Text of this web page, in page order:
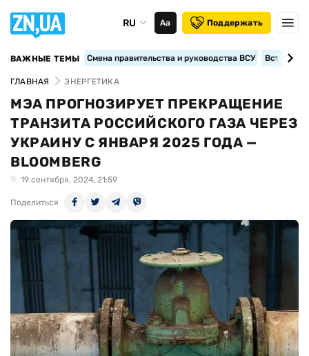
RU Аа Поддержать
ВАЖНЫЕ ТЕМЫ Смена правительства и руководства ВСУ
ГЛАВНАЯ ЭНЕРГЕТИКА
МЭА ПРОГНОЗИРУЕТ ПРЕКРАЩЕНИЕ
ТРАНЗИТА РОССИЙСКОГО ГАЗА ЧЕРЕЗ
УКРАИНУ С ЯНВАРЯ 2025 ГОДА —
BLOOMBERG
19 сентября, 2024, 21:59
Поделиться